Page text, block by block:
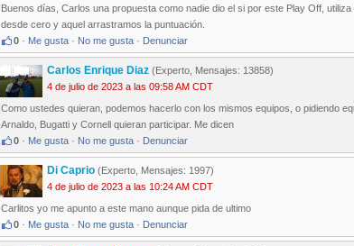
Buenos días, Carlos una propuesta como nadie dio el si por este Play Off,
desde cero y aquel arrastramos la puntuación.
0 · Me gusta · No me gusta · Denunciar
Carlos Enrique Diaz (Experto, Mensajes: 13858)
4 de julio de 2023 a las 09:58 AM CDT
Como ustedes quieran, podemos hacerlo con los mismos equipos, o pidiendo
Arnaldo, Bugatti y Cornell quieran participar. Me dicen
0 · Me gusta · No me gusta · Denunciar
Di Caprio (Experto, Mensajes: 1997)
4 de julio de 2023 a las 10:24 AM CDT
Carlitos yo me apunto a este mano aunque pida de ultimo
0 · Me gusta · No me gusta · Denunciar